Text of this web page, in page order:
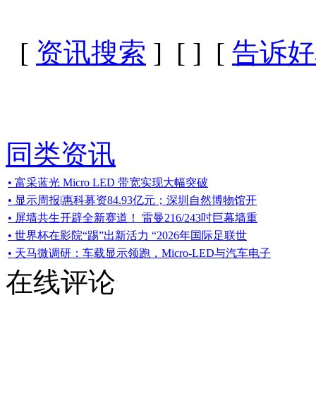
[ 资讯搜索 ] [ ] [ 告诉
同类资讯
• 富采蓝光 Micro LED 带宽实现大幅突破
• 显示周报|惠科募资84.93亿元；深圳自然博物馆开
• 屏墙共生开辟全新赛道！ 雷曼216/243吋巨幕墙重
• 世界杯在影院“踢”出新活力 “2026年国际足联世
• 天马微调研：车载显示领跑，Micro-LED与汽车电子
在线评论